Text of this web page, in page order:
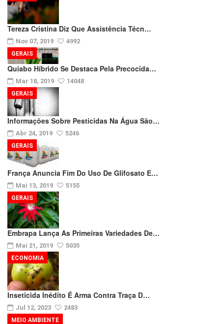
Tereza Cristina Diz Que Assistência Técn…
Nov 07, 2019 4992
Quiabo Híbrido Se Destaca Pela Precocida…
Mar 18, 2019 14048
GERAIS
Informações Sobre Pesticidas Na Água São…
Abr 24, 2019 5246
GERAIS
França Anuncia Fim Do Uso De Glifosato E…
Mai 13, 2019 5155
GERAIS
Embrapa Lança As Primeiras Variedades De…
Mai 21, 2019 5035
GERAIS
Inseticida Inédito É Arma Contra Traça D…
Jul 12, 2023 2483
ECONOMIA
MEIO AMBIENTE